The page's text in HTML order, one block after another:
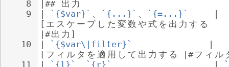
8
9
10
11
|## 出 力
`{$var}` 、 `{...}` 、 `{=...}`
[ エ ス ケ ー プ し た 変数 や 式 を 出 力 す る
|#出 力 ]
`{$var\|filter}`
[ フ ィ ル タ を 適 用 し て 出 力 す る |#フ ィ ル
`{l}` 、 `{r}`